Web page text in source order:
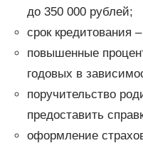
до 350 000 рублей;
срок кредитования
повышенные
годовых в
поручительство
предоставить
оформление